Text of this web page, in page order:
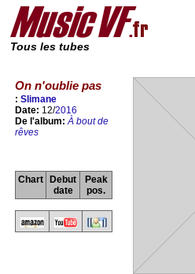
Tous les tubes
On n'oublie pas
: Slimane
Date: 12/2016
De l'album:À bout de
rêves
Chart
Debut
date
Peak
pos.